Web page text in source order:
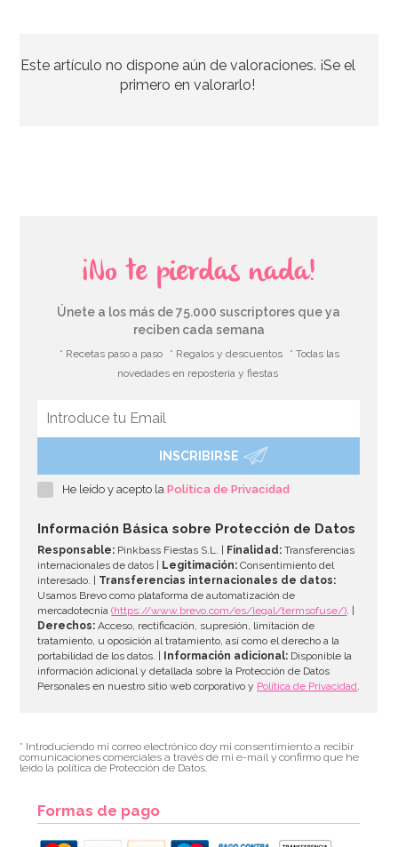
6,95€
Juego de Rejilla y Molde para Bañar Dulces Wilton
AÑADIR
Este artículo no dispone aún de valoraciones. ¡Se el
primero en valorarlo!
¡No te pierdas nada!
Únete a los más de 75.000 suscriptores que ya
reciben cada semana
* Recetas paso a paso * Regalos y descuentos
* Todas las
novedades en repostería y fiestas
INSCRIBIRSE
He leído y acepto laPolítica de Privacidad
Información Básica sobre Protección de Datos
Responsable: Pinkbass Fiestas S.L. | Finalidad: Transferencias
internacionales de datos |
Legitimación: Consentimiento del
interesado. | Transferencias internacionales de datos:
Usamos Brevo como plataforma de automatización de
mercadotecnia(https://www.brevo.com/es/legal/termsofuse/). |
Derechos: Acceso, rectificación, supresión, limitación de
tratamiento, u oposición al tratamiento, así como el derecho a la
portabilidad de los datos. |
Información adicional: Disponible la
información adicional y detallada sobre la Protección de Datos
Personales en nuestro sitio web corporativo y Política de Privacidad.
* Introduciendo mi correo electrónico doy mi consentimiento a recibir
comunicaciones comerciales a través de mi e-mail y confirmo que he
leído la política de Protección de Datos.
Formas de pago